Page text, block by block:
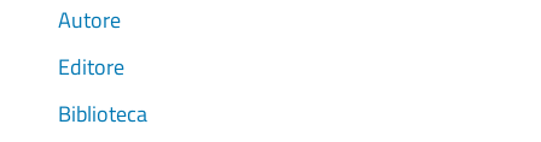
Autore
Editore
Biblioteca